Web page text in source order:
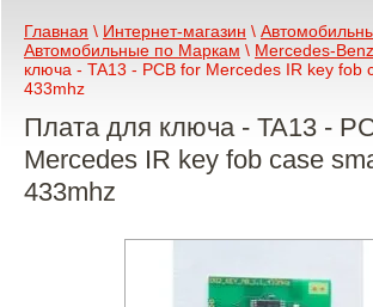
Главная \ Интернет-магазин \
Автомобильные по Маркам \ Mercedes-Benz
ключа - TA13 - PCB for Mercedes IR key fob
433mhz
Плата для ключа - TA13 -
Mercedes IR key fob case
433mhz